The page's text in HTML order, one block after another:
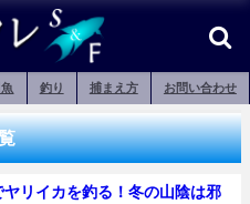
釣り 捕まえ方 お問い合わせ
ヤリイカを釣る！冬の山陰は邪